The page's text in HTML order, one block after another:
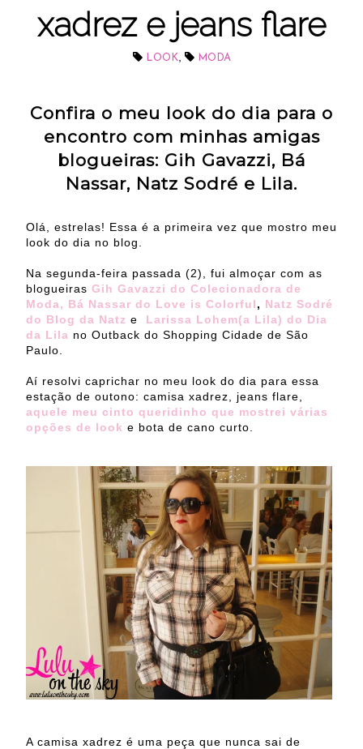
xadrez e jeans flare
LOOK, MODA
Confira o meu look do dia para o
encontro com minhas amigas
blogueiras: Gih Gavazzi, Bá
Nassar, Natz Sodré e Lila.
Olá, estrelas! Essa é a primeira vez que mostro meu
look do dia no blog.
Na segunda-feira passada (2), fui almoçar com as
blogueiras Gih Gavazzi do Colecionadora de
Moda, Bá Nassar do Love is Colorful, Natz Sodré
do Blog da Natz e Larissa Lohem(a Lila) do Dia
da Lila no Outback do Shopping Cidade de São
Paulo.
Aí resolvi caprichar no meu look do dia para essa
estação de outono: camisa xadrez, jeans flare,
aquele meu cinto queridinho que mostrei várias
opções de look e bota de cano curto.
A camisa xadrez é uma peça que nunca sai de